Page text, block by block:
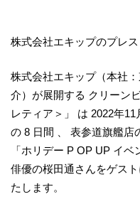
株式会社エキップのプレ
株式会社エキップ（本社
介）が展開する クリーン
レティア＞」 は 2022年
の 8 日間 、 表参道旗艦店
「ホリデー P OP UP イ
俳優の桜田通さんをゲス
たします。